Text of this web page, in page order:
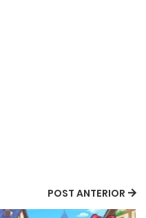
POST ANTERIOR